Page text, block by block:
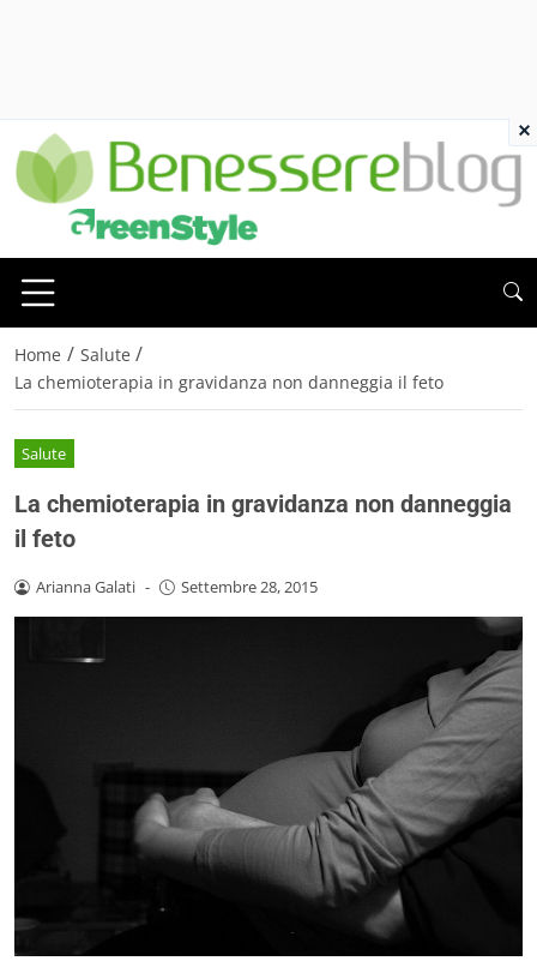
Home / Salute /
La chemioterapia in gravidanza non danneggia il feto
Salute
La chemioterapia in gravidanza non danneggia
il feto
Arianna Galati - Settembre 28, 2015
×